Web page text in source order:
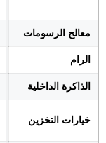
معالج الرسومات
الرام
الذاكرة الداخلية
خيارات التخزين